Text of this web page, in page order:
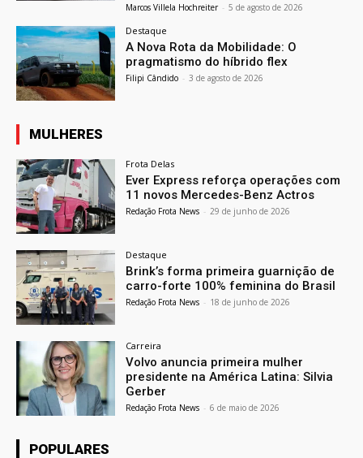
Marcos Villela Hochreiter - 5 de agosto de 2026
Destaque
A Nova Rota da Mobilidade: O
pragmatismo do híbrido flex
Filipi Cândido - 3 de agosto de 2026
MULHERES
Frota Delas
Ever Express reforça operações com
11 novos Mercedes-Benz Actros
Redação Frota News - 29 de junho de 2026
Destaque
Brink’s forma primeira guarnição de
carro-forte 100% feminina do Brasil
Redação Frota News - 18 de junho de 2026
Carreira
Volvo anuncia primeira mulher
presidente na América Latina: Silvia
Gerber
Redação Frota News - 6 de maio de 2026
POPULARES